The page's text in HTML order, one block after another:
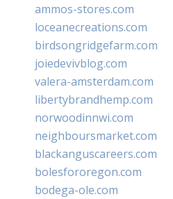
ammos-stores.com
loceanecreations.com
birdsongridgefarm.com
joiedevivblog.com
valera-amsterdam.com
libertybrandhemp.com
norwoodinnwi.com
neighboursmarket.com
blackanguscareers.com
bolesfororegon.com
bodega-ole.com